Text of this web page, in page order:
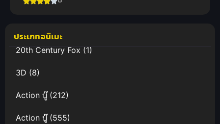
ประเภทอนิเมะ
20th Century Fox(1)
3D (8)
Action บู๊(212)
Action บู๊(555)